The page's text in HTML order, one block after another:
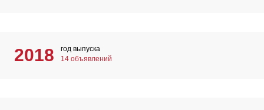
2018
год выпуска
14 объявлений